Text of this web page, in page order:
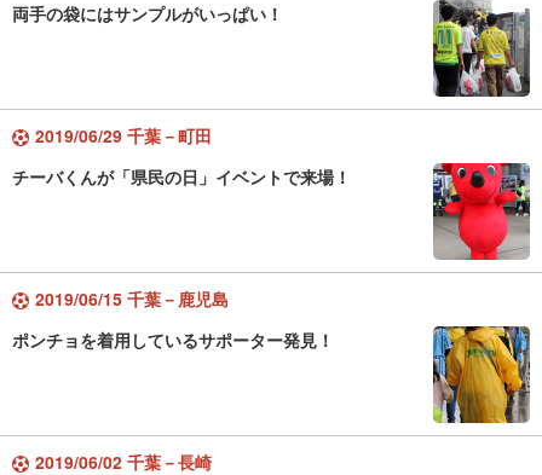
両手の袋にはサンプルがいっぱい！
2019/06/29 千葉－町田
チーバくんが「県民の日」イベントで来場！
2019/06/15 千葉－鹿児島
ポンチョを着用しているサポーター発見！
2019/06/02 千葉－長崎